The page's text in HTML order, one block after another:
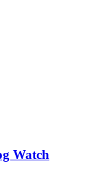
Watch